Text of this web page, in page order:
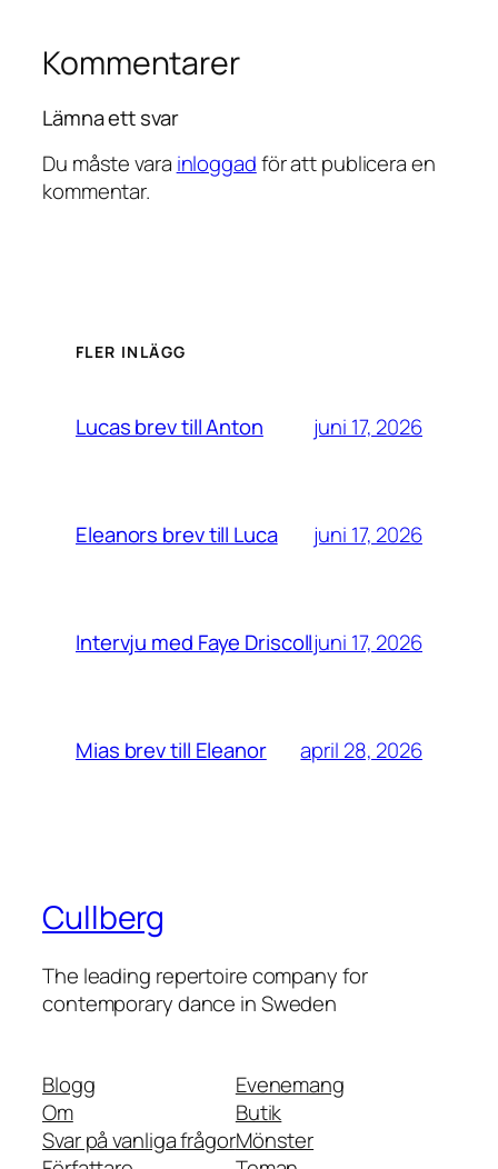
Kommentarer
Lämna ett svar
Du måste vara inloggadför att publicera en
kommentar.
FLER INLÄGG
Lucas brev till Anton juni 17, 2026
Eleanors brev till Luca juni 17, 2026
Intervju med Faye Driscolljuni 17, 2026
Mias brev till Eleanor april 28, 2026
Cullberg
The leading repertoire company for
contemporary dance in Sweden
Blogg
Om
Svar på vanliga frågor
Evenemang
Butik
Mönster